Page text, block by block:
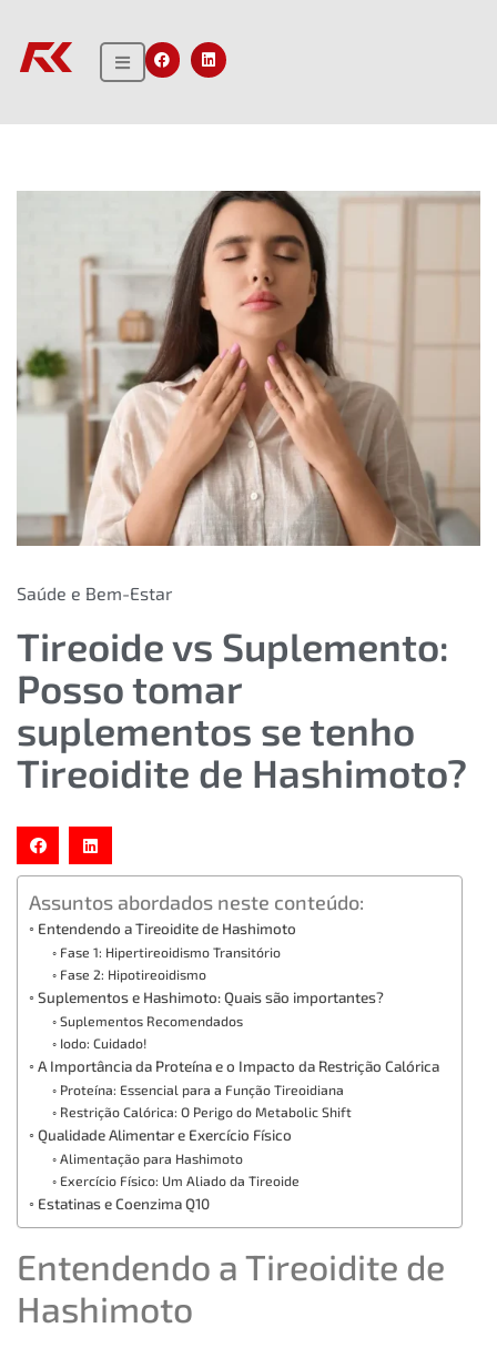
Saúde e Bem-Estar
Tireoide vs Suplemento:
Posso tomar
suplementos se tenho
Tireoidite de Hashimoto?
Assuntos abordados neste conteúdo:
Entendendo a Tireoidite de Hashimoto
Fase 1: Hipertireoidismo Transitório
Fase 2: Hipotireoidismo
Suplementos e Hashimoto: Quais são importantes?
Suplementos Recomendados
Iodo: Cuidado!
A Importância da Proteína e o Impacto da Restrição Calórica
Proteína: Essencial para a Função Tireoidiana
Restrição Calórica: O Perigo do Metabolic Shift
Qualidade Alimentar e Exercício Físico
Alimentação para Hashimoto
Exercício Físico: Um Aliado da Tireoide
Estatinas e Coenzima Q10
Entendendo a Tireoidite de
Hashimoto